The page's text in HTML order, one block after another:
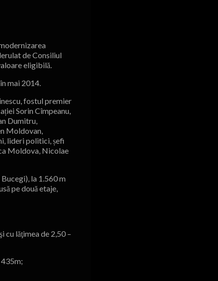
de Consiliul
eligibilă.
mai 2014.
fostul premier
Sorin Cîmpeanu,
Dumitru,
Moldovan,
lideri politici, șefi
Moldova, Nicolae
la 1.560 m
pe două etaje,
cu lăţimea de 2,50 –